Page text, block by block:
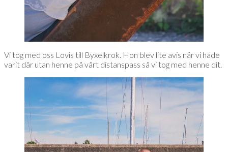
Vi tog med oss Lovis till Byxelkrok. Hon blev lite avis när vi hade
varit där utan henne på vårt distanspass så vi tog med henne dit.